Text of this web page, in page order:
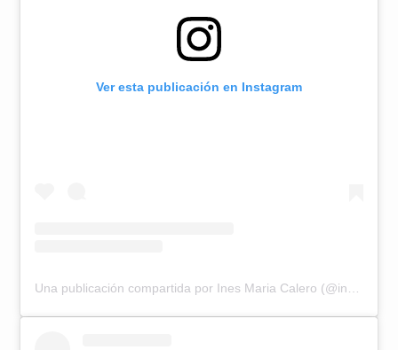
Ver esta publicación en Instagram